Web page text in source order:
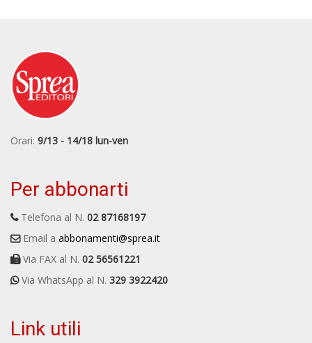
Orari: 9/13 - 14/18 lun-ven
Per abbonarti
Telefona al N. 02 87168197
Email a abbonamenti@sprea.it
Via FAX al N. 02 56561221
Via WhatsApp al N. 329 3922420
Link utili